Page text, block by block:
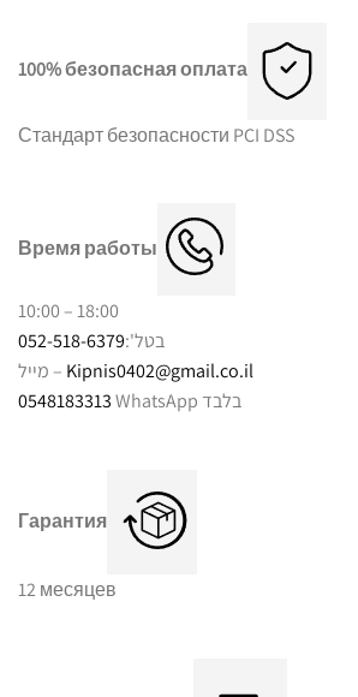
можно
странице
можно
выбрать
на
100% безопасная оплата
Стандарт безопасности PCI DSS
Время работы
10:00 – 18:00
בטל':052-518-6379
מייל – Kipnis0402@gmail.co.il
0548183313
WhatsApp בלבד
Гарантия
12 месяцев